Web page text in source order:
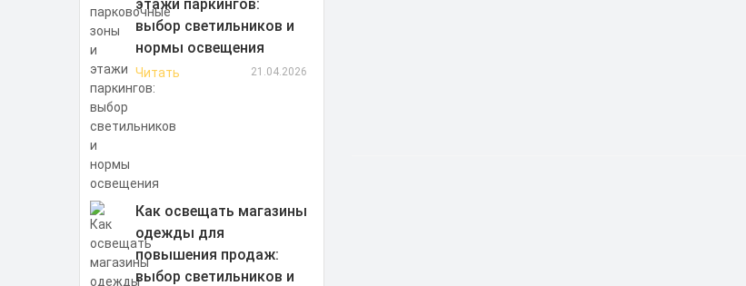
этажи паркингов:
выбор светильников и
нормы освещения
Читать 21.04.2026
Как освещать магазины
одежды для
повышения продаж:
выбор светильников и